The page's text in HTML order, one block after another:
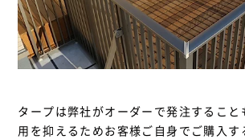
タープは弊社がオーダーで発注すること
用を抑えるためお客様ご自身でご購入す